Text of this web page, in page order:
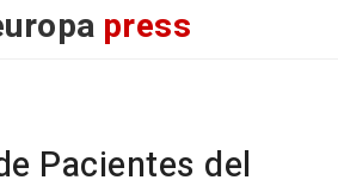
press
Pacientes del